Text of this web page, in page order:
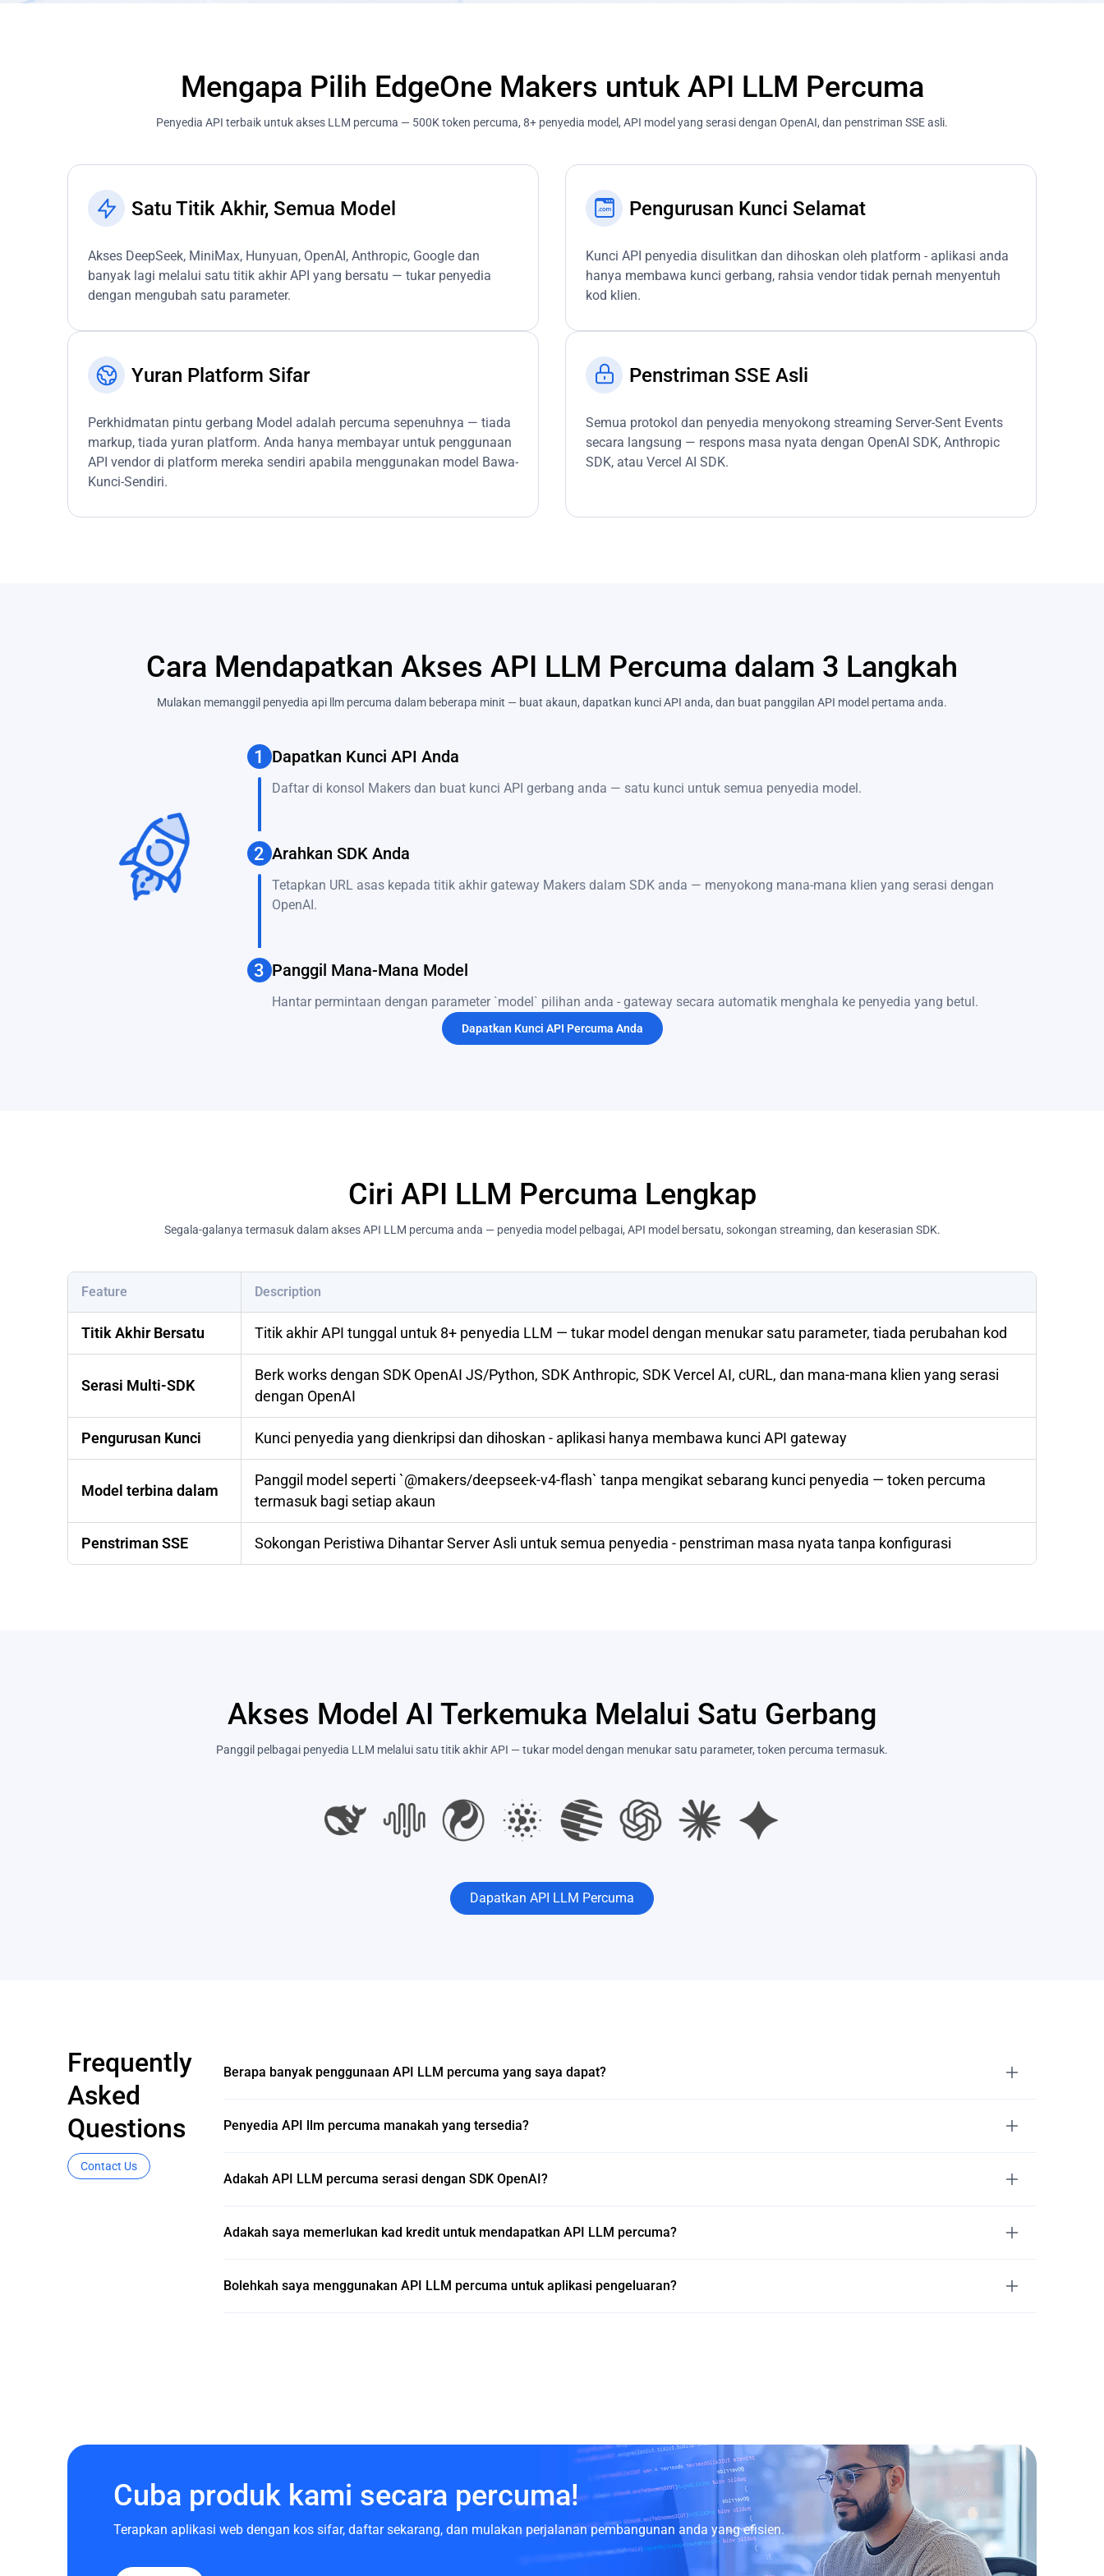
Mengapa Pilih EdgeOne Makers untuk API LLM Percuma
Penyedia API terbaik untuk akses LLM percuma — 500K token percuma, 8+ penyedia model, API model yang serasi dengan OpenAI, dan penstriman SSE asli.
Satu Titik Akhir, Semua Model
Akses DeepSeek, MiniMax, Hunyuan, OpenAI, Anthropic, Google dan
banyak lagi melalui satu titik akhir API yang bersatu — tukar penyedia
dengan mengubah satu parameter.
Pengurusan Kunci Selamat
Kunci API penyedia disulitkan dan dihoskan oleh platform - aplikasi anda
hanya membawa kunci gerbang, rahsia vendor tidak pernah menyentuh
kod klien.
Yuran Platform Sifar
Perkhidmatan pintu gerbang Model adalah percuma sepenuhnya — tiada
markup, tiada yuran platform. Anda hanya membayar untuk penggunaan
API vendor di platform mereka sendiri apabila menggunakan model Bawa-
Kunci-Sendiri.
Penstriman SSE Asli
Semua protokol dan penyedia menyokong streaming Server-Sent Events
secara langsung — respons masa nyata dengan OpenAI SDK, Anthropic
SDK, atau Vercel AI SDK.
Cara Mendapatkan Akses API LLM Percuma dalam 3 Langkah
Mulakan memanggil penyedia api llm percuma dalam beberapa minit — buat akaun, dapatkan kunci API anda, dan buat panggilan API model pertama anda.
1 Dapatkan Kunci API Anda
Daftar di konsol Makers dan buat kunci API gerbang anda — satu kunci untuk semua penyedia model.
2 Arahkan SDK Anda
Tetapkan URL asas kepada titik akhir gateway Makers dalam SDK anda — menyokong mana-mana klien yang serasi dengan
OpenAI.
3 Panggil Mana-Mana Model
Hantar permintaan dengan parameter `model` pilihan anda - gateway secara automatik menghala ke penyedia yang betul.
Dapatkan Kunci API Percuma Anda
Ciri API LLM Percuma Lengkap
Segala-galanya termasuk dalam akses API LLM percuma anda — penyedia model pelbagai, API model bersatu, sokongan streaming, dan keserasian SDK.
Feature Description
Titik Akhir Bersatu Titik akhir API tunggal untuk 8+ penyedia LLM — tukar model dengan menukar satu parameter, tiada perubahan kod
Serasi Multi-SDK
Berk works dengan SDK OpenAI JS/Python, SDK Anthropic, SDK Vercel AI, cURL, dan mana-mana klien yang serasi
dengan OpenAI
Pengurusan Kunci Kunci penyedia yang dienkripsi dan dihoskan - aplikasi hanya membawa kunci API gateway
Model terbina dalam
Panggil model seperti `@makers/deepseek-v4-flash` tanpa mengikat sebarang kunci penyedia — token percuma
termasuk bagi setiap akaun
Penstriman SSE Sokongan Peristiwa Dihantar Server Asli untuk semua penyedia - penstriman masa nyata tanpa konfigurasi
Akses Model AI Terkemuka Melalui Satu Gerbang
Panggil pelbagai penyedia LLM melalui satu titik akhir API — tukar model dengan menukar satu parameter, token percuma termasuk.
Dapatkan API LLM Percuma
Frequently
Asked
Questions
Contact Us
Berapa banyak penggunaan API LLM percuma yang saya dapat?
Penyedia API llm percuma manakah yang tersedia?
Adakah API LLM percuma serasi dengan SDK OpenAI?
Adakah saya memerlukan kad kredit untuk mendapatkan API LLM percuma?
Bolehkah saya menggunakan API LLM percuma untuk aplikasi pengeluaran?
Cuba produk kami secara percuma!
Terapkan aplikasi web dengan kos sifar, daftar sekarang, dan mulakan perjalanan pembangunan anda yang efisien.